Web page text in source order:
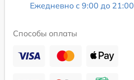
Ежедневно с 9:00 до 21:00
Способы оплаты